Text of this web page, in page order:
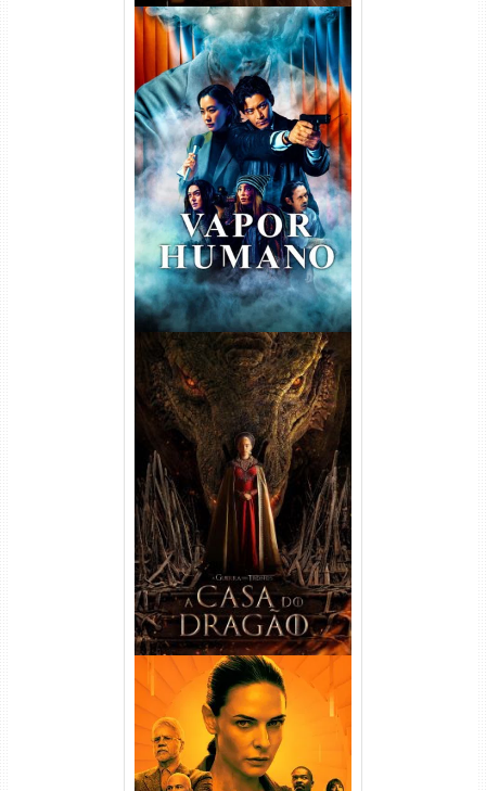
Vapor Humano 1ª Temporada
Torrent (2026) WEB-DL 1080p
Dual Áudio
A Casa do Dragão 1ª
Temporada Torrent (2022)
WEB-DL 720p/1080p Dual
Áudio